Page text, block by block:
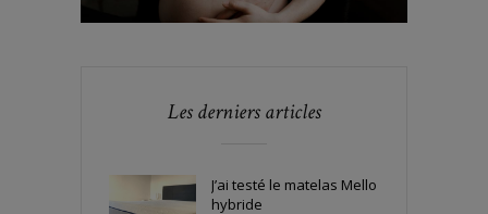
Les derniers articles
J’ai testé le matelas Mello
hybride